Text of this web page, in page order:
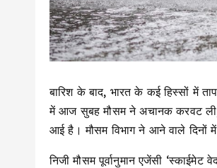
बारिश के बाद, भारत के कई हिस्सों में
में आज सुबह मौसम ने अचानक करवट ली;
आई है। मौसम विभाग ने आने वाले दिनों
निजी मौसम पूर्वानुमान एजेंसी